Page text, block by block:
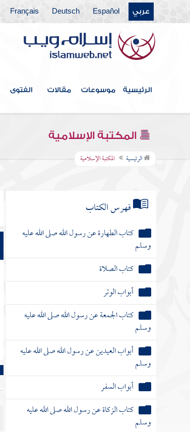
عربي Español
Deutsch
Français
الرئيسية موسوعات مقالات الفتوى
المكتبة الإسلامية
الرئيسية المكتبة الإسلامية
فهرس الكتاب
كتاب الطهارة عن رسول الله صلى الله عليه
وسلم
كتاب الصلاة
أبواب الوتر
كتاب الجمعة عن رسول الله صلى الله عليه
وسلم
أبواب العيدين عن رسول الله صلى الله عليه
وسلم
أبواب السفر
كتاب الزكاة عن رسول الله صلى الله عليه
وسلم